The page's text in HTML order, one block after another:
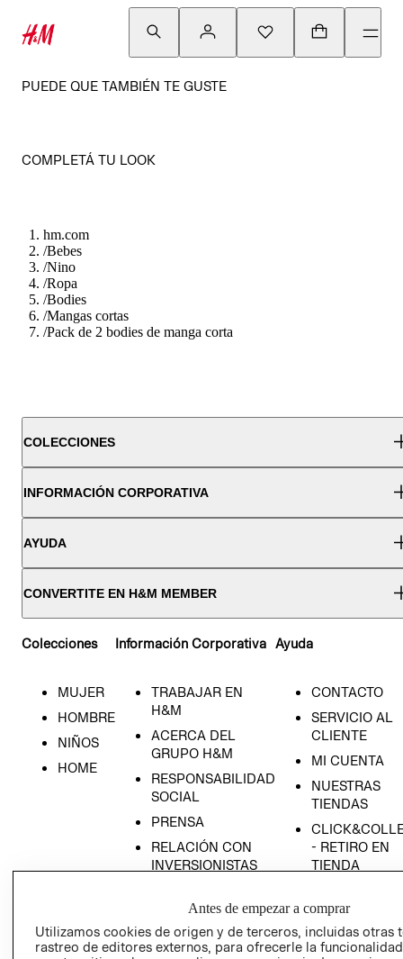
PUEDE QUE TAMBIÉN TE GUSTE
COMPLETÁ TU LOOK
hm.com
/Bebes
/Nino
/Ropa
/Bodies
/Mangas cortas
/Pack de 2 bodies de manga corta
COLECCIONES
INFORMACIÓN CORPORATIVA
AYUDA
CONVERTITE EN H&M MEMBER
Colecciones
MUJER
HOMBRE
NIÑOS
HOME
Información Corporativa
TRABAJAR EN
H&M
ACERCA DEL
GRUPO H&M
RESPONSABILIDAD
SOCIAL
PRENSA
RELACIÓN CON
INVERSIONISTAS
EMPRESARIAL
Ayuda
CONTACTO
SERVICIO AL
CLIENTE
MI CUENTA
NUESTRAS
TIENDAS
- RETIRO EN
TIENDA
CONDICIONES
AVISO DE
PRIVACIDAD
Antes de empezar a comprar
Utilizamos cookies de origen y de terceros, incluidas otras
rastreo de editores externos, para ofrecerle la